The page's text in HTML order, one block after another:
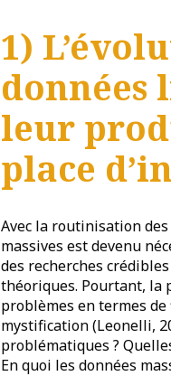
1)
données
leur
place
Avec la routinisation des
massives est devenu
des recherches
théoriques. Pourtant, la
problèmes en termes
mystification (Leonelli,
problématiques ?
En quoi les données